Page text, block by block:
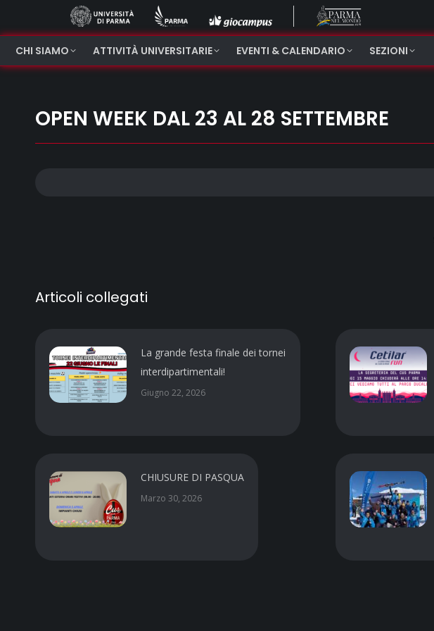
CHI SIAMO ATTIVITÀ UNIVERSITARIE EVENTI & CALENDARIO SEZIONI
OPEN WEEK DAL 23 AL 28 SETTEMBRE
Articoli collegati
La grande festa finale dei tornei
interdipartimentali!
Giugno 22, 2026
CHIUSURE DI PASQUA
Marzo 30, 2026